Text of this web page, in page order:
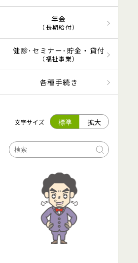
年金
（長期給付）
健診･セミナー･貯金・貸付
（福祉事業）
各種手続き
文字サイズ 標準 拡大